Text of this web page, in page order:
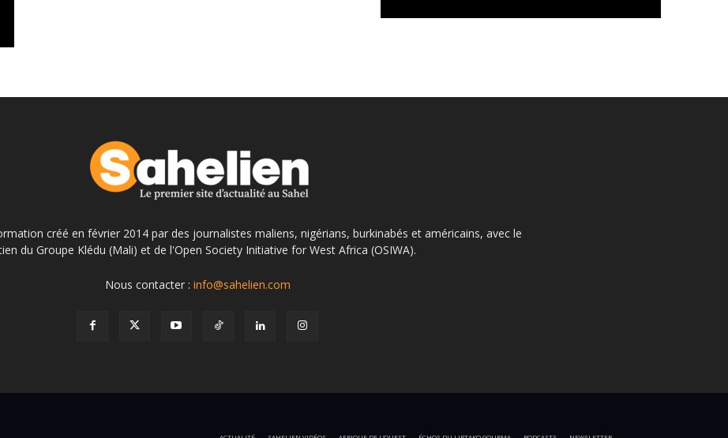
créé en février 2014 par des journalistes maliens, nigérians, burkinabés et américains, avec le
du Groupe Klédu (Mali) et de l'Open Society Initiative for West Africa (OSIWA).
Nous contacter : info@sahelien.com